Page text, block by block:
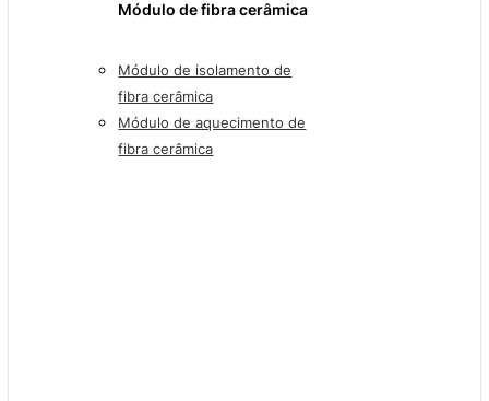
Módulo de fibra cerâmica
Módulo de isolamento de
fibra cerâmica
Módulo de aquecimento de
fibra cerâmica